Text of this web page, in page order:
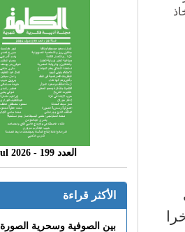
العدد 199 - 2026 Jul
الأكثر قراءة
بين الصوفية وسحرية الصورة